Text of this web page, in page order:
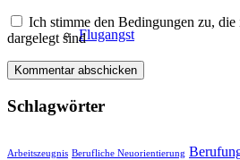
Flugangst
Ich stimme den Bedingungen zu, die
dargelegt sind
Schlagwörter
Arbeitszeugnis Berufliche Neuorientierung